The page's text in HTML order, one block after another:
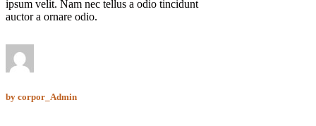
ipsum velit. Nam nec tellus a odio tincidunt
auctor a ornare odio.
by corpor_Admin